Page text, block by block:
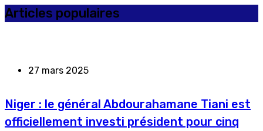
Articles populaires
27 mars 2025
Niger : le général Abdourahamane Tiani est
officiellement investi président pour cinq